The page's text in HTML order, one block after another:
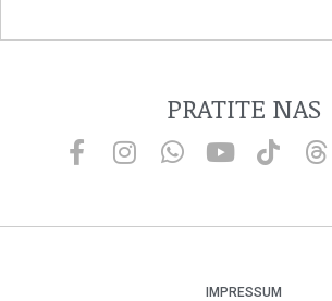
PRATITE NAS
IMPRESSUM